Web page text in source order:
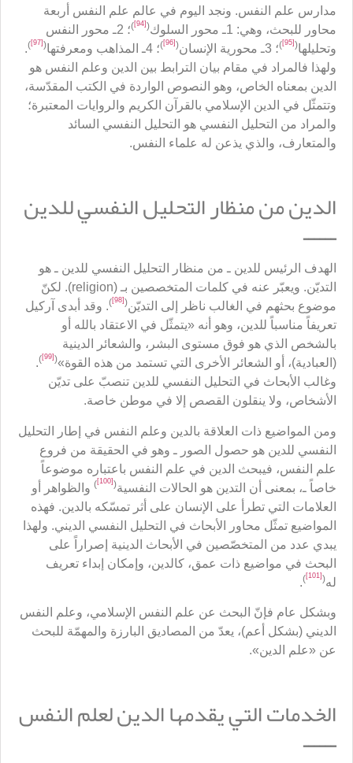
مدارس علم النفس. ونجد اليوم في عالم علم النفس أربعة
محاور للبحث، وهي: 1ـ محور السلوك
(
[94]
)
؛ 2ـ محور النفس
وتحليلها(
[95]
)؛ 3ـ محورية الإنسان (
[96]
)؛ 4ـ المذاهب ومعرفتها (
[97]
)
.
ولهذا فالمراد في مقام بيان الترابط بين الدين وعلم النفس هو
الدين بمعناه الخاص، وهو النصوص الواردة في الكتب المقدّسة،
وتتمثّل في الدين الإسلامي بالقرآن الكريم والروايات المعتبرة؛
والمراد من التحليل النفسي هو التحليل النفسي السائد
والمتعارف، والذي يذعن له علماء النفس.
الدين من منظار التحليل النفسي للدين
ــــــ
الهدف الرئيس للدين ـ من منظار التحليل النفسي للدين ـ هو
التديّن. ويعبّر عنه في كلمات المتخصصين بـ (religion). لكنّ
موضوع بحثهم في الغالب ناظر إلى التديّن(
[98]
). وقد أبدى آركيل
تعريفاً مناسباً للدين، وهو أنه «يتمثّل في الاعتقاد بالله أو
بالشخص الذي هو فوق مستوى البشر، والشعائر الدينية
(العبادية)، أو الشعائر الأخرى التي تستمد من هذه القوة»(
[99]
)
.
وغالب الأبحاث في التحليل النفسي للدين تنصبّ على تديّن
الأشخاص، ولا ينقلون القصص إلا في موطن خاصة.
ومن المواضيع ذات العلاقة بالدين وعلم النفس في إطار التحليل
النفسي للدين هو حصول الصور ـ وهو في الحقيقة من فروع
علم النفس، فيبحث الدين في علم النفس باعتباره موضوعاً
خاصاً ـ، بمعنى أن التدين هو الحالات النفسية(
[100]
) والظواهر أو
العلامات التي تطرأ على الإنسان على أثر تمسّكه بالدين. فهذه
المواضيع تمثّل محاور الأبحاث في التحليل النفسي الديني. ولهذا
يبدي عدد من المتخصّصين في الأبحاث الدينية إصراراً على
البحث في مواضيع ذات عمق، كالدين، وإمكان إبداء تعريف
له(
[101]
)
.
وبشكل عام فإنّ البحث عن علم النفس الإسلامي، وعلم النفس
الديني (بشكل أعم)، يعدّ من المصاديق البارزة والمهمّة للبحث
عن «علم الدين».
الخدمات التي يقدمها الدين لعلم النفس
ــــــ